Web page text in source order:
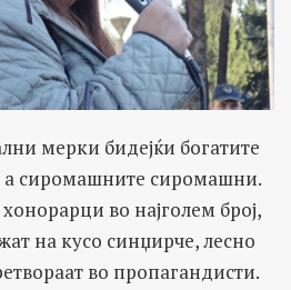
мерки бидејќи богатите
а сиромашните сиромашни.
во најголем број,
на кусо синџирче, лесно
во пропагандисти.